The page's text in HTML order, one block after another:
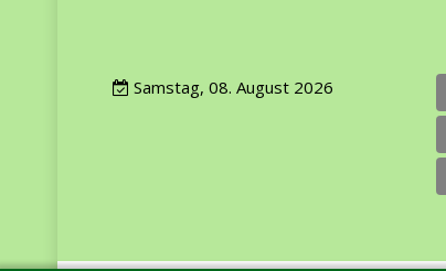
Samstag, 08. August 2026